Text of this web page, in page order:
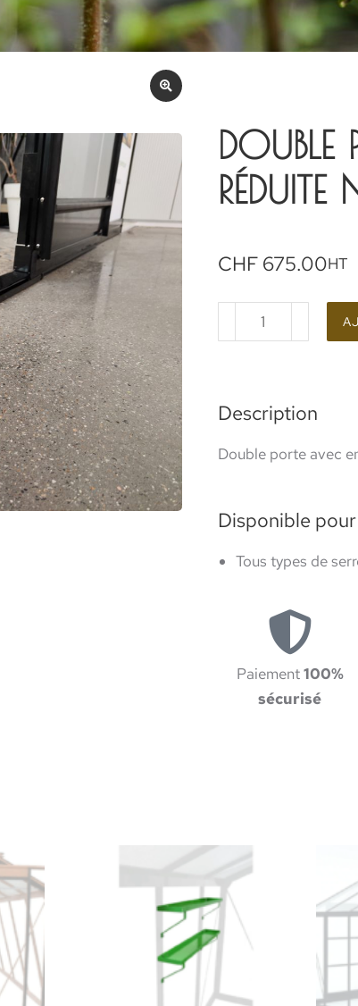
RÉDUITE
CHF 675.00HT
Description
Double porte avec
Disponible pour
Tous types de
Paiement100%
sécurisé